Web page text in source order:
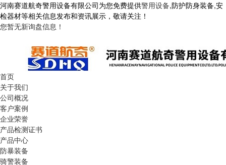
河南赛道航奇警用设备有限公司为您免费提供警用设备,防护防身装备,安
检器材等相关信息发布和资讯展示，敬请关注！
您暂无新询盘信息！
首页
关于我们
公司概况
客户案例
企业荣誉
产品检测证书
产品中心
防暴装备
骑警装备